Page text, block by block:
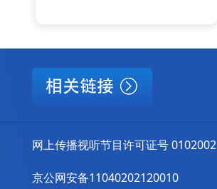
网上传播视听节目许可证号 0102002
京公网安备11040202120010